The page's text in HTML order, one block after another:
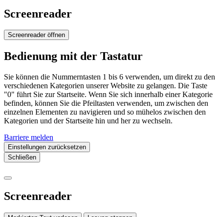
Screenreader
Screenreader öffnen
Bedienung mit der Tastatur
Sie können die Nummerntasten 1 bis 6 verwenden, um direkt zu den
verschiedenen Kategorien unserer Website zu gelangen. Die Taste
"0" führt Sie zur Startseite. Wenn Sie sich innerhalb einer Kategorie
befinden, können Sie die Pfeiltasten verwenden, um zwischen den
einzelnen Elementen zu navigieren und so mühelos zwischen den
Kategorien und der Startseite hin und her zu wechseln.
Barriere melden
Einstellungen zurücksetzen
Schließen
Screenreader